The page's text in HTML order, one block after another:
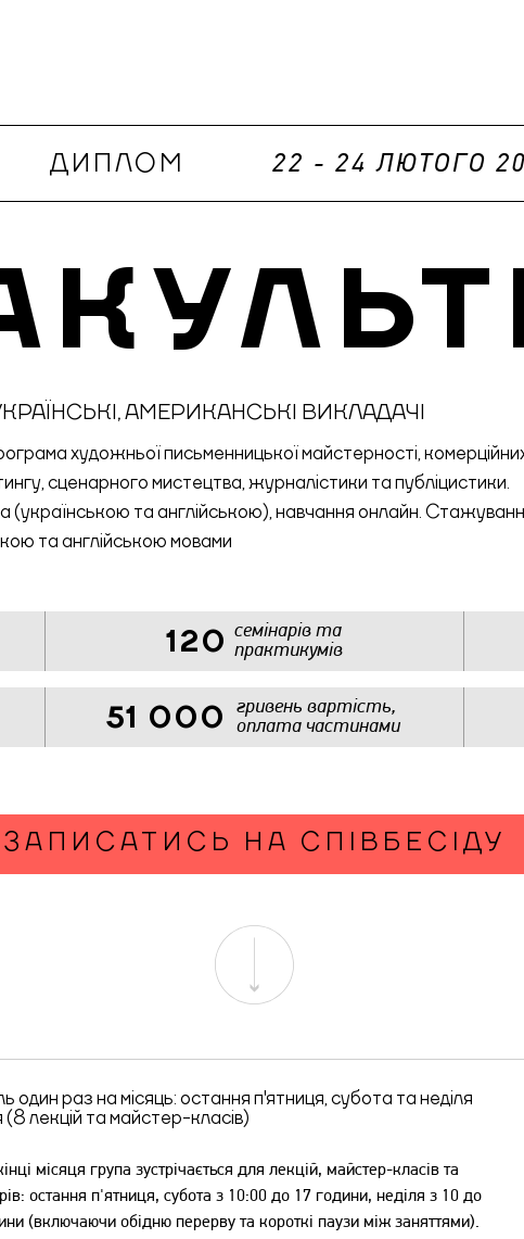
ДИПЛОМ 22 - 24 ЛЮТОГО
АМЕРИКАНСЬКІ ВИКЛАДАЧІ
художньої письменницької майстерності,
сценарного мистецтва, журналістики та публіцистики.
(українською та англійською), навчання онлайн.
та англійською мовами
семінарів та
практикумів
120
гривень вартість,
оплата частинами
51 000
ЗАПИСАТИСЬ НА СПІВБЕСІДУ
один раз на місяць: остання п'ятниця, субота та неділя
(8 лекцій та майстер-класів)
місяця група зустрічається для лекцій, майстер-класів та
остання п'ятниця, субота з 10:00 до 17 години, неділя з 10 до
(включаючи обідню перерву та короткі паузи між заняттями).